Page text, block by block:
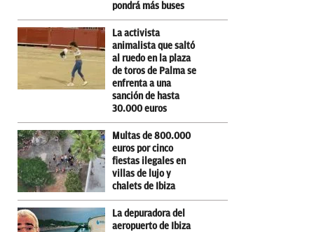
pondrá más buses
La activista
animalista que saltó
al ruedo en la plaza
de toros de Palma se
enfrenta a una
sanción de hasta
30.000 euros
Multas de 800.000
euros por cinco
fiestas ilegales en
villas de lujo y
chalets de Ibiza
La depuradora del
aeropuerto de Ibiza